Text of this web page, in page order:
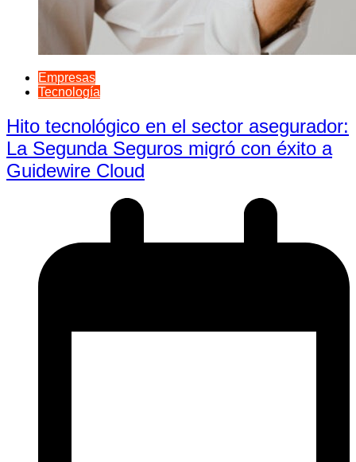
Empresas
Tecnología
Hito tecnológico en el sector asegurador:
La Segunda Seguros migró con éxito a
Guidewire Cloud